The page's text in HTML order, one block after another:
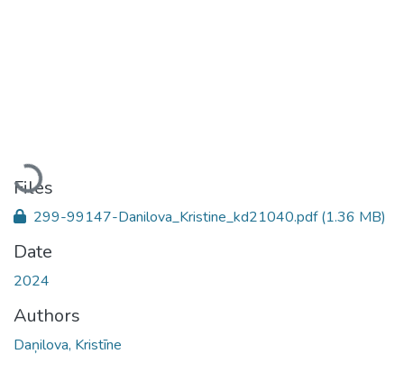
Loading...
Files
299-99147-Danilova_Kristine_kd21040.pdf(1.36 MB)
Date
2024
Authors
Daņilova, Kristīne